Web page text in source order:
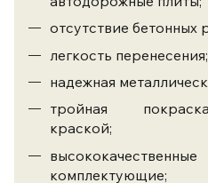
отсутствие бетонных
легкость перенесения;
надежная
тройная
краской;
комплектующие;